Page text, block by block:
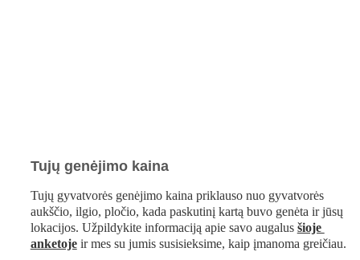
Tujų genėjimo kaina
Tujų gyvatvorės genėjimo kaina priklauso nuo gyvatvorės
aukščio, ilgio, pločio, kada paskutinį kartą buvo genėta ir jūsų
lokacijos. Užpildykite informaciją apie savo augalus šioje
anketoje ir mes su jumis susisieksime, kaip įmanoma greičiau.